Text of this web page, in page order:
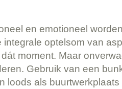
en emotioneel
integrale optelsom van
moment. Maar
Gebruik van een
loods als